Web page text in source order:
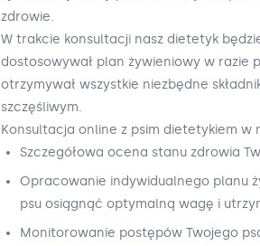
zdrowie.
W trakcie konsultacji nasz dietetyk
dostosowywał plan żywieniowy w razie
otrzymywał wszystkie niezbędne
szczęśliwym.
Konsultacja online z psim dietetykiem w
Szczegółowa ocena stanu zdrowia
Opracowanie indywidualnego planu
psu osiągnąć optymalną wagę i
Monitorowanie postępów Twojego